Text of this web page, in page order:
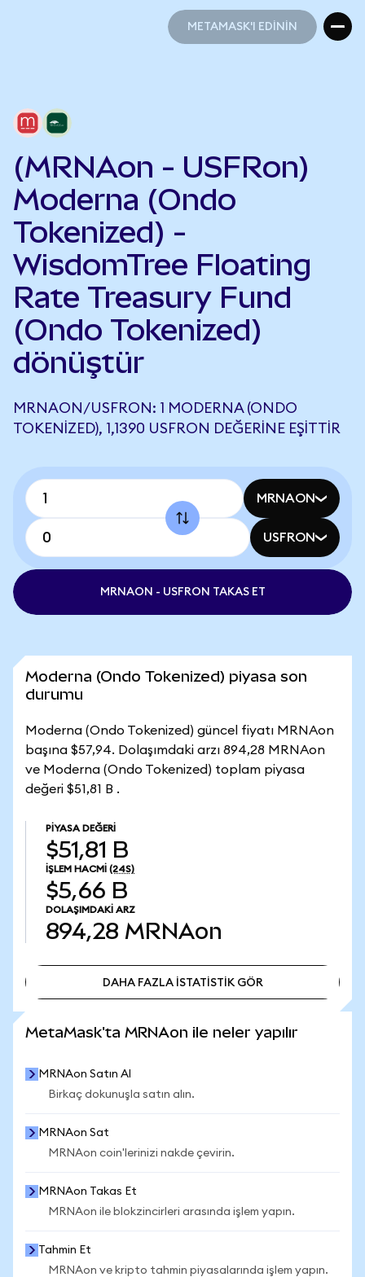
METAMASK'I EDİNİN
(MRNAon - USFRon)
Moderna (Ondo
Tokenized) -
WisdomTree Floating
Rate Treasury Fund
(Ondo Tokenized)
dönüştür
MRNAON/USFRON: 1 MODERNA (ONDO
TOKENIZED), 1,1390 USFRON DEĞERINE EŞITTIR
MRNAON
USFRON
MRNAON - USFRON TAKAS ET
Moderna (Ondo Tokenized) piyasa son
durumu
Moderna (Ondo Tokenized) güncel fiyatı MRNAon
başına $57,94. Dolaşımdaki arzı 894,28 MRNAon
ve Moderna (Ondo Tokenized) toplam piyasa
değeri $51,81 B .
PIYASA DEĞERI
$51,81 B
İŞLEM HACMI (24S)
$5,66 B
DOLAŞIMDAKI ARZ
894,28 MRNAon
DAHA FAZLA İSTATİSTİK GÖR
MetaMask'ta MRNAon ile neler yapılır
MRNAon Satın Al
Birkaç dokunuşla satın alın.
MRNAon Sat
MRNAon coin'lerinizi nakde çevirin.
MRNAon Takas Et
MRNAon ile blokzincirleri arasında işlem yapın.
Tahmin Et
MRNAon ve kripto tahmin piyasalarında işlem yapın.